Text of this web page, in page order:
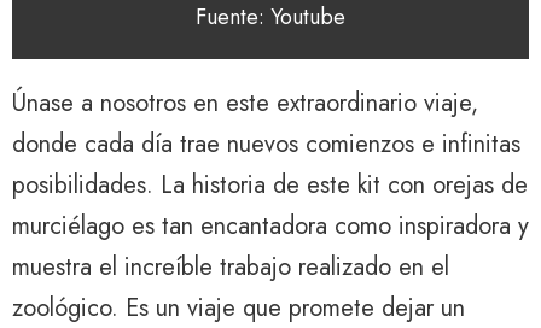
Fuente: Youtube
Únase a nosotros en este extraordinario viaje,
donde cada día trae nuevos comienzos e infinitas
posibilidades. La historia de este kit con orejas de
murciélago es tan encantadora como inspiradora y
muestra el increíble trabajo realizado en el
zoológico. Es un viaje que promete dejar un